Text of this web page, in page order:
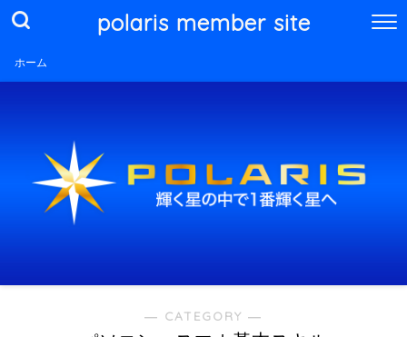
polaris member site
ホーム
― CATEGORY ―